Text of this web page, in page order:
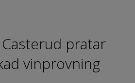
pratar
vinprovning